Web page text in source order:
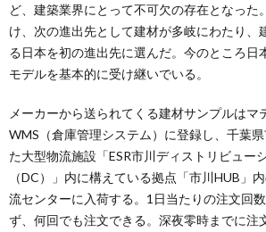
ど、建築業界にとって不可欠の存在となった
け、次の進出先として建材が多岐にわたり、
る日本を初の進出先に選んだ。今のところ日
モデルを基本的に受け継いでいる。
メーカーから送られてくる建材サンプルはマ
WMS（倉庫管理システム）に登録し、千葉
た大型物流施設「ESR市川ディストリビュー
（DC）」内に構えている拠点「市川HUB」
流センターに入荷する。1日当たりの注文回
ず、何回でも注文できる。深夜零時までに注